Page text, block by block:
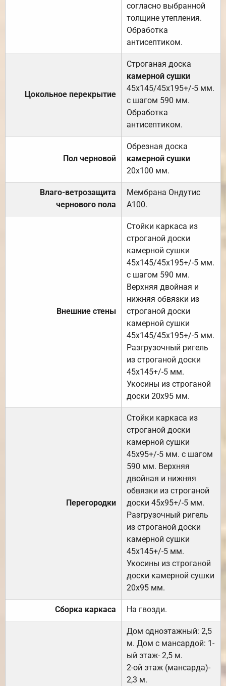
согласно выбранной
толщине утепления.
Обработка
антисептиком.
Цокольное перекрытие
Строганая доска
камерной сушки
45х145/45х195+/-5 мм.
с шагом 590 мм.
Обработка
антисептиком.
Пол черновой
Обрезная доска
камерной сушки
20х100 мм.
Влаго-ветрозащита
чернового пола
Мембрана Ондутис
А100.
Внешние стены
Стойки каркаса из
строганой доски
камерной сушки
45х145/45х195+/-5 мм.
с шагом 590 мм.
Верхняя двойная и
нижняя обвязки из
строганой доски
камерной сушки
45х145/45х195+/-5 мм.
Разгрузочный ригель
из строганой доски
45х145+/-5 мм.
Укосины из строганой
доски 20х95 мм.
Перегородки
Стойки каркаса из
строганой доски
камерной сушки
45х95+/-5 мм. с шагом
590 мм. Верхняя
двойная и нижняя
обвязки из строганой
доски 45х95+/-5 мм.
Разгрузочный ригель
из строганой доски
камерной сушки
45х145+/-5 мм.
Укосины из строганой
доски камерной сушки
20х95 мм.
Сборка каркаса На гвозди.
Дом одноэтажный: 2,5
м. Дом с мансардой: 1-
ый этаж- 2,5 м.
2-ой этаж (мансарда)-
2,3 м.